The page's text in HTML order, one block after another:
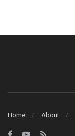
Home About